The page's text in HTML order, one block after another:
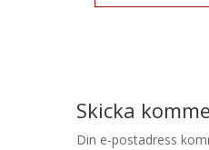
Skicka
Din e-postadress